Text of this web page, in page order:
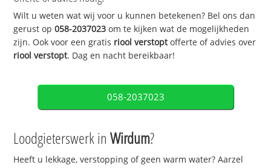
Wilt u weten wat wij voor u kunnen betekenen? Bel ons dan
gerust op058-2037023 om te kijken wat de mogelijkheden
zijn. Ook voor een gratis riool verstoptofferte of advies over
riool verstopt. Dag en nacht bereikbaar!
058-2037023
Loodgieterswerk inWirdum?
Heeft u lekkage, verstopping of geen warm water? Aarzel